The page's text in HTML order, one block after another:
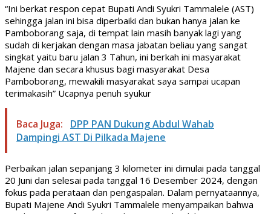
“Ini berkat respon cepat Bupati Andi Syukri Tammalele (AST)
sehingga jalan ini bisa diperbaiki dan bukan hanya jalan ke
Pamboborang saja, di tempat lain masih banyak lagi yang
sudah di kerjakan dengan masa jabatan beliau yang sangat
singkat yaitu baru jalan 3 Tahun, ini berkah ini masyarakat
Majene dan secara khusus bagi masyarakat Desa
Pamboborang, mewakili masyarakat saya sampai ucapan
terimakasih” Ucapnya penuh syukur
Baca Juga:
DPP PAN Dukung Abdul Wahab
Dampingi AST Di Pilkada Majene
Perbaikan jalan sepanjang 3 kilometer ini dimulai pada tanggal
20 Juni dan selesai pada tanggal 16 Desember 2024, dengan
fokus pada perataan dan pengaspalan. Dalam pernyataannya,
Bupati Majene Andi Syukri Tammalele menyampaikan bahwa